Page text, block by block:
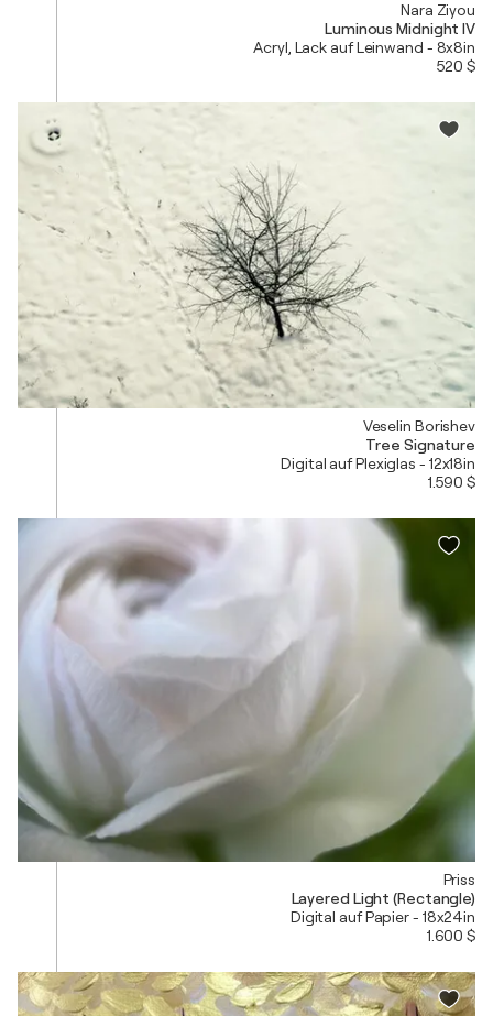
Nara Ziyou
Luminous Midnight IV
Acryl, Lack auf Leinwand - 8x8in
520 $
Veselin Borishev
Tree Signature
Digital auf Plexiglas - 12x18in
1.590 $
Priss
Layered Light (Rectangle)
Digital auf Papier - 18x24in
1.600 $